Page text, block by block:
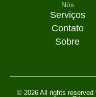
Nós
Serviços
Contato
Sobre
© 2026 All rights reserved